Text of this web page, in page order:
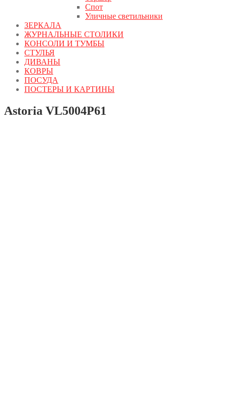
Спот
Уличные светильники
ЗЕРКАЛА
ЖУРНАЛЬНЫЕ СТОЛИКИ
КОНСОЛИ И ТУМБЫ
СТУЛЬЯ
ДИВАНЫ
КОВРЫ
ПОСУДА
ПОСТЕРЫ И КАРТИНЫ
Astoria VL5004P61